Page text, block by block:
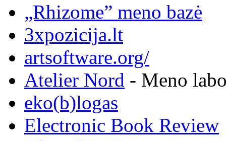
„Rhizome” meno bazė
3xpozicija.lt
artsoftware.org/
Atelier Nord - Meno
eko(b)logas
Electronic Book Review